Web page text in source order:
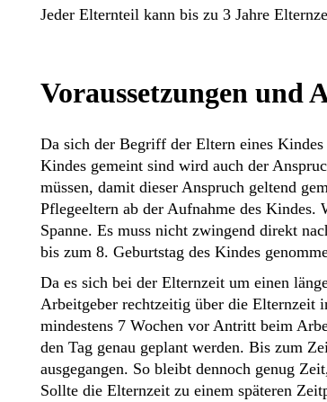
Jeder Elternteil kann bis zu 3 Jahre
Voraussetzungen und
Da sich der Begriff der Eltern eines
Kindes gemeint sind wird auch der
müssen, damit dieser Anspruch geltend
Pflegeeltern ab der Aufnahme des Kindes.
Spanne. Es muss nicht zwingend direkt
bis zum 8. Geburtstag des Kindes
Da es sich bei der Elternzeit um einen
Arbeitgeber rechtzeitig über die Elternzeit
mindestens 7 Wochen vor Antritt beim
den Tag genau geplant werden. Bis zum
ausgegangen. So bleibt dennoch genug
Sollte die Elternzeit zu einem späteren